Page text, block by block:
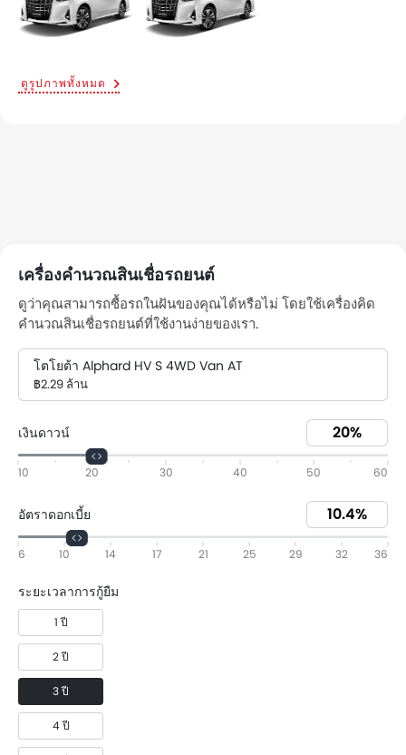
ดูรูปภาพทั้งหมด
เครื่องคำนวณสินเชื่อรถยนต์
ดูว่าคุณสามารถซื้อรถในฝันของคุณได้หรือไม่ โดยใช้เครื่องคิด
คำนวณสินเชื่อรถยนต์ที่ใช้งานง่ายของเรา.
โตโยต้า Alphard HV S 4WD Van AT
฿2.29 ล้าน
เงินดาวน์
10 20 30 40 50 60
อัตราดอกเบี้ย
6 10 14 17 21 25 29 32 36
ระยะเวลาการกู้ยืม
1 ปี
2 ปี
3 ปี
4 ปี